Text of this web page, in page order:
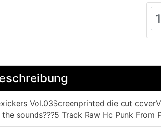
Vol.03Screenprinted die cut
sounds???5 Track Raw Hc Punk From